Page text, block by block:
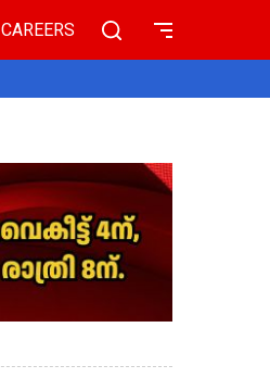
CAREERS